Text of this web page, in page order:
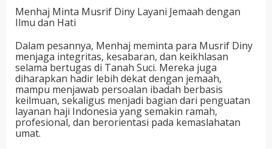
Menhaj Minta Musrif Diny Layani Jemaah dengan
Ilmu dan Hati
Dalam pesannya, Menhaj meminta para Musrif Diny
menjaga integritas, kesabaran, dan keikhlasan
selama bertugas di Tanah Suci. Mereka juga
diharapkan hadir lebih dekat dengan jemaah,
mampu menjawab persoalan ibadah berbasis
keilmuan, sekaligus menjadi bagian dari penguatan
layanan haji Indonesia yang semakin ramah,
profesional, dan berorientasi pada kemaslahatan
umat.